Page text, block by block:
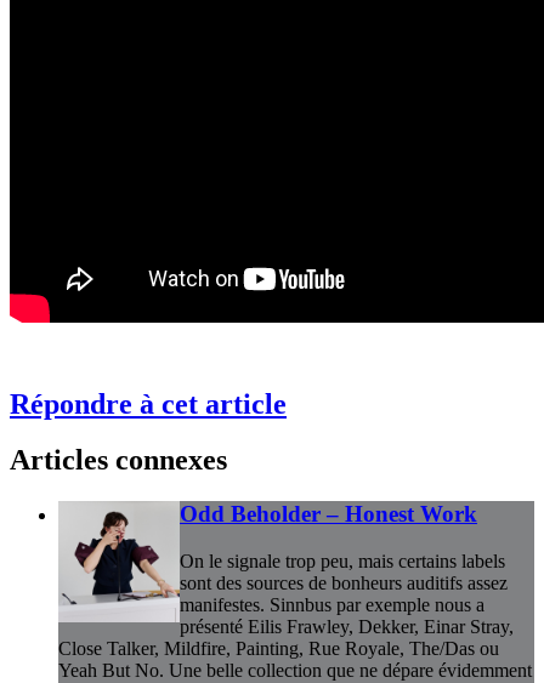
Répondre à cet article
Articles connexes
Odd Beholder – Honest Work
On le signale trop peu, mais certains labels
sont des sources de bonheurs auditifs assez
manifestes. Sinnbus par exemple nous a
présenté Eilis Frawley, Dekker, Einar Stray,
Close Talker, Mildfire, Painting, Rue Royale, The/Das ou
Yeah But No. Une belle collection que ne dépare évidemment